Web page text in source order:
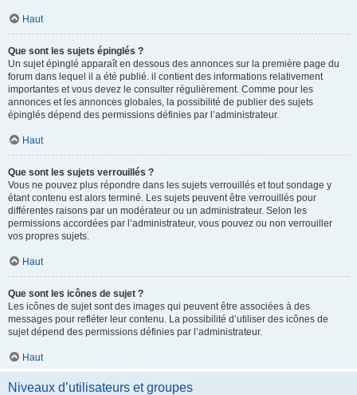
Haut
Que sont les sujets épinglés ?
Un sujet épinglé apparaît en dessous des annonces sur la première page du
forum dans lequel il a été publié. il contient des informations relativement
importantes et vous devez le consulter régulièrement. Comme pour les
annonces et les annonces globales, la possibilité de publier des sujets
épinglés dépend des permissions définies par l’administrateur.
Haut
Que sont les sujets verrouillés ?
Vous ne pouvez plus répondre dans les sujets verrouillés et tout sondage y
étant contenu est alors terminé. Les sujets peuvent être verrouillés pour
différentes raisons par un modérateur ou un administrateur. Selon les
permissions accordées par l’administrateur, vous pouvez ou non verrouiller
vos propres sujets.
Haut
Que sont les icônes de sujet ?
Les icônes de sujet sont des images qui peuvent être associées à des
messages pour refléter leur contenu. La possibilité d’utiliser des icônes de
sujet dépend des permissions définies par l’administrateur.
Haut
Niveaux d’utilisateurs et groupes